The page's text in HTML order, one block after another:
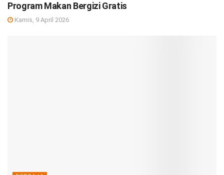
Program Makan Bergizi Gratis
Kamis, 9 April 2026